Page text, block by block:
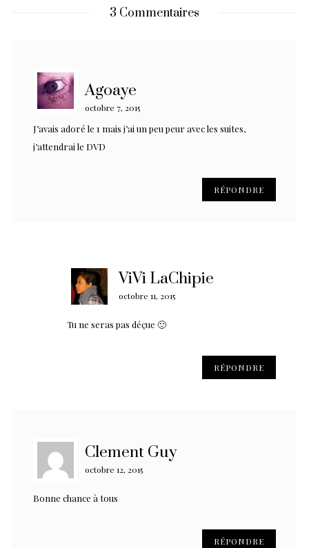
3 Commentaires
Agoaye
octobre 7, 2015
J’avais adoré le 1 mais j’ai un peu peur avec les suites,
j’attendrai le DVD
RÉPONDRE
ViVi LaChipie
octobre 11, 2015
Tu ne seras pas déçue 🙂
RÉPONDRE
Clement Guy
octobre 12, 2015
Bonne chance à tous
RÉPONDRE